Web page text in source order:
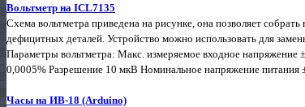
Вольтметр на ICL7135
Схема вольтметра приведена на рисунке, она позволяет
дефицитных деталей. Устройство можно использовать для
Параметры вольтметра: Макс. измеряемое входное
0,0005% Разрешение 10 мкВ Номинальное напряжение питания
Часы на ИВ-18 (Arduino)